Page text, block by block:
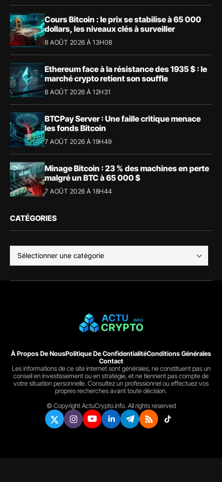
Cours Bitcoin : le prix se stabilise à 65 000
dollars, les niveaux clés à surveiller
8 AOÛT 2026 À 13H08
Ethereum face à la résistance des 1935 $ : le
marché crypto retient son souffle
8 AOÛT 2026 À 12H31
BTCPay Server : Une faille critique menace
les fonds Bitcoin
7 AOÛT 2026 À 19H49
Minage Bitcoin : 23 % des machines en perte
malgré un BTC à 65 000 $
7 AOÛT 2026 À 18H44
CATÉGORIES
À Propos De NousPolitique De ConfidentialitéConditions Générales
Contact
Les informations de ce site internet sont générales, ne constituent pas un
conseil en investissement ou en stratégie, et ne tiennent pas compte de
votre situation personnelle. Consultez un professionnel ou effectuez vos
propres recherches avant toute décision.
© Copyright ActuCrypto.info. All rights reserved